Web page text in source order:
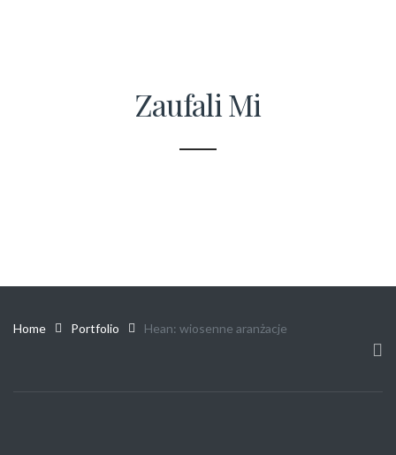
Zaufali Mi
Home Portfolio Hean: wiosenne aranżacje